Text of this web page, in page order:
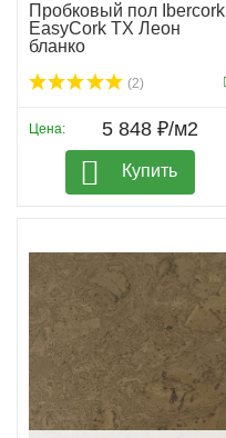
Пробковый пол Ibercork
EasyCork TX Леон
бланко
(2)
Цена: 5 848 ₽/м2
Купить